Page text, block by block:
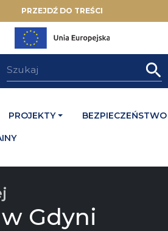
PRZEJDŹ DO TREŚCI
PROJEKTY
Gdyni